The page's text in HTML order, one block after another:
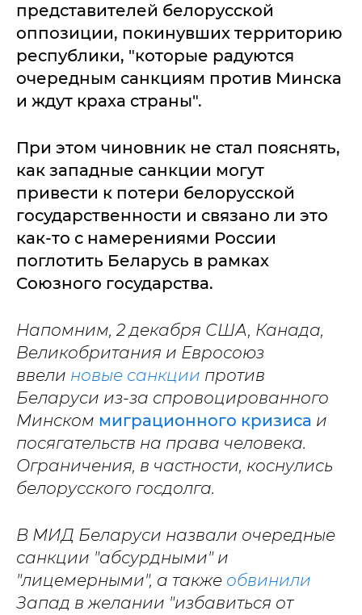
представителей белорусской
оппозиции, покинувших территорию
республики, "которые радуются
очередным санкциям против Минска
и ждут краха страны".
При этом чиновник не стал пояснять,
как западные санкции могут
привести к потери белорусской
государственности и связано ли это
как-то с намерениями России
поглотить Беларусь в рамках
Союзного государства.
Напомним, 2 декабря США, Канада,
Великобритания и Евросоюз
ввели новые санкции против
Беларуси из-за спровоцированного
Минском миграционного кризиса и
посягательств на права человека.
Ограничения, в частности, коснулись
белорусского госдолга.
В МИД Беларуси назвали очередные
санкции "абсурдными" и
"лицемерными", а также обвинили
Запад в желании "избавиться от